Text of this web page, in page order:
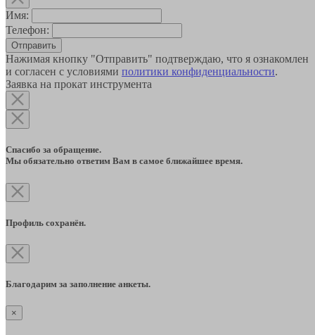
Имя:
Телефон:
Отправить
Нажимая кнопку "Отправить" подтверждаю, что я ознакомлен
и согласен с условиями политики конфиденциальности.
Заявка на прокат инструмента
Спасибо за обращение.
Мы обязательно ответим Вам в самое ближайшее время.
Профиль сохранён.
Благодарим за заполнение анкеты.
×